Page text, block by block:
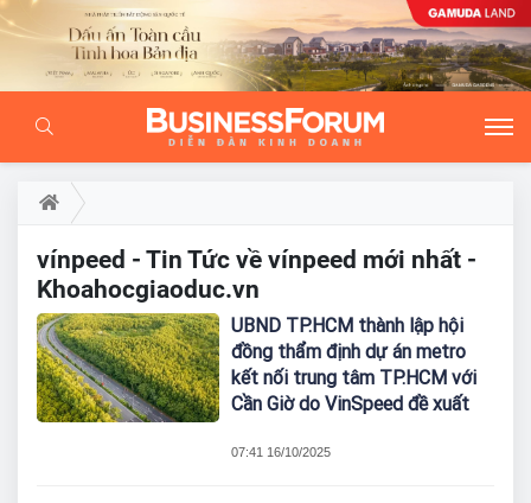
vínpeed - Tin Tức về vínpeed mới nhất -
Khoahocgiaoduc.vn
UBND TP.HCM thành lập hội
đồng thẩm định dự án metro
kết nối trung tâm TP.HCM với
Cần Giờ do VinSpeed đề xuất
07:41 16/10/2025